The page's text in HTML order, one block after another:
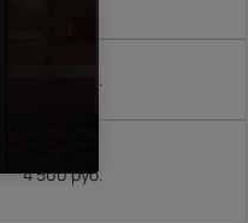
2 500 руб.
4 500 руб.